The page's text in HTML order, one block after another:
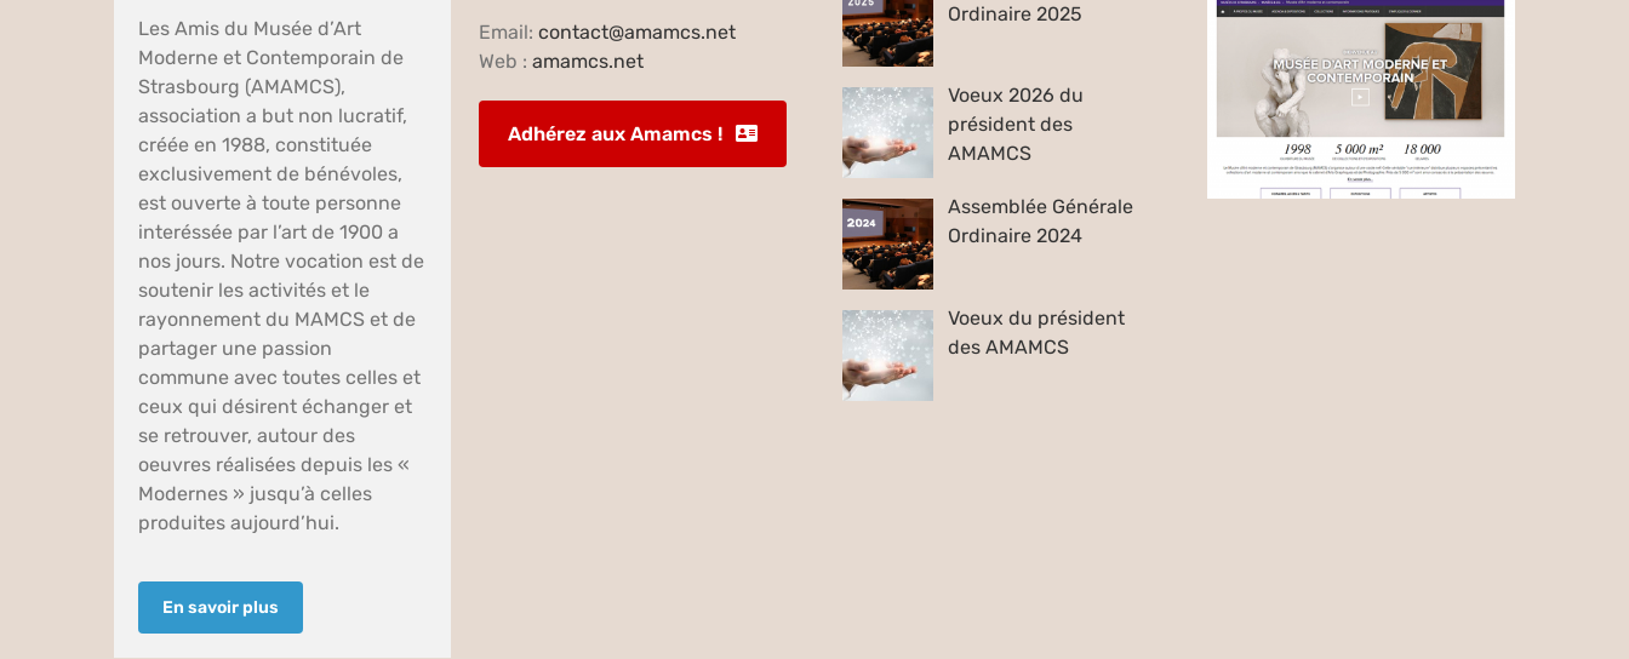
Les Amis du Musée d’Art
Moderne et Contemporain de
Strasbourg (AMAMCS),
association a but non lucratif,
créée en 1988, constituée
exclusivement de bénévoles,
est ouverte à toute personne
interéssée par l’art de 1900 a
nos jours. Notre vocation est de
soutenir les activités et le
rayonnement du MAMCS et de
partager une passion
commune avec toutes celles et
ceux qui désirent échanger et
se retrouver, autour des
oeuvres réalisées depuis les «
Modernes » jusqu’à celles
produites aujourd’hui.
En savoir plus
Email: contact@amamcs.net
Web : amamcs.net
Adhérez aux Amamcs !
Ordinaire 2025
Voeux 2026 du
président des
AMAMCS
Assemblée Générale
Ordinaire 2024
Voeux du président
des AMAMCS